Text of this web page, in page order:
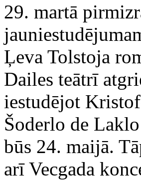
29. martā
Ļeva Tolstoja
Dailes teātrī
iestudējot
Šoderlo de
būs 24. maijā.
arī Vecgada